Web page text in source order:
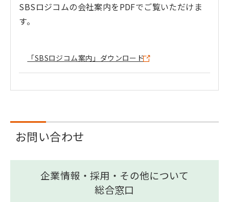
SBSロジコムの会社案内をPDFでご覧いただけま
す。
「SBSロジコム案内」ダウンロード
お問い合わせ
企業情報・採用・その他について
総合窓口